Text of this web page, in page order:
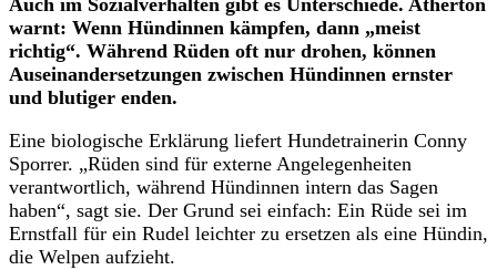
Auch im Sozialverhalten gibt es Unterschiede. Atherton
warnt: Wenn Hündinnen kämpfen, dann „meist
richtig“. Während Rüden oft nur drohen, können
Auseinandersetzungen zwischen Hündinnen ernster
und blutiger enden.
Eine biologische Erklärung liefert Hundetrainerin Conny
Sporrer. „Rüden sind für externe Angelegenheiten
verantwortlich, während Hündinnen intern das Sagen
haben“, sagt sie. Der Grund sei einfach: Ein Rüde sei im
Ernstfall für ein Rudel leichter zu ersetzen als eine Hündin,
die Welpen aufzieht.